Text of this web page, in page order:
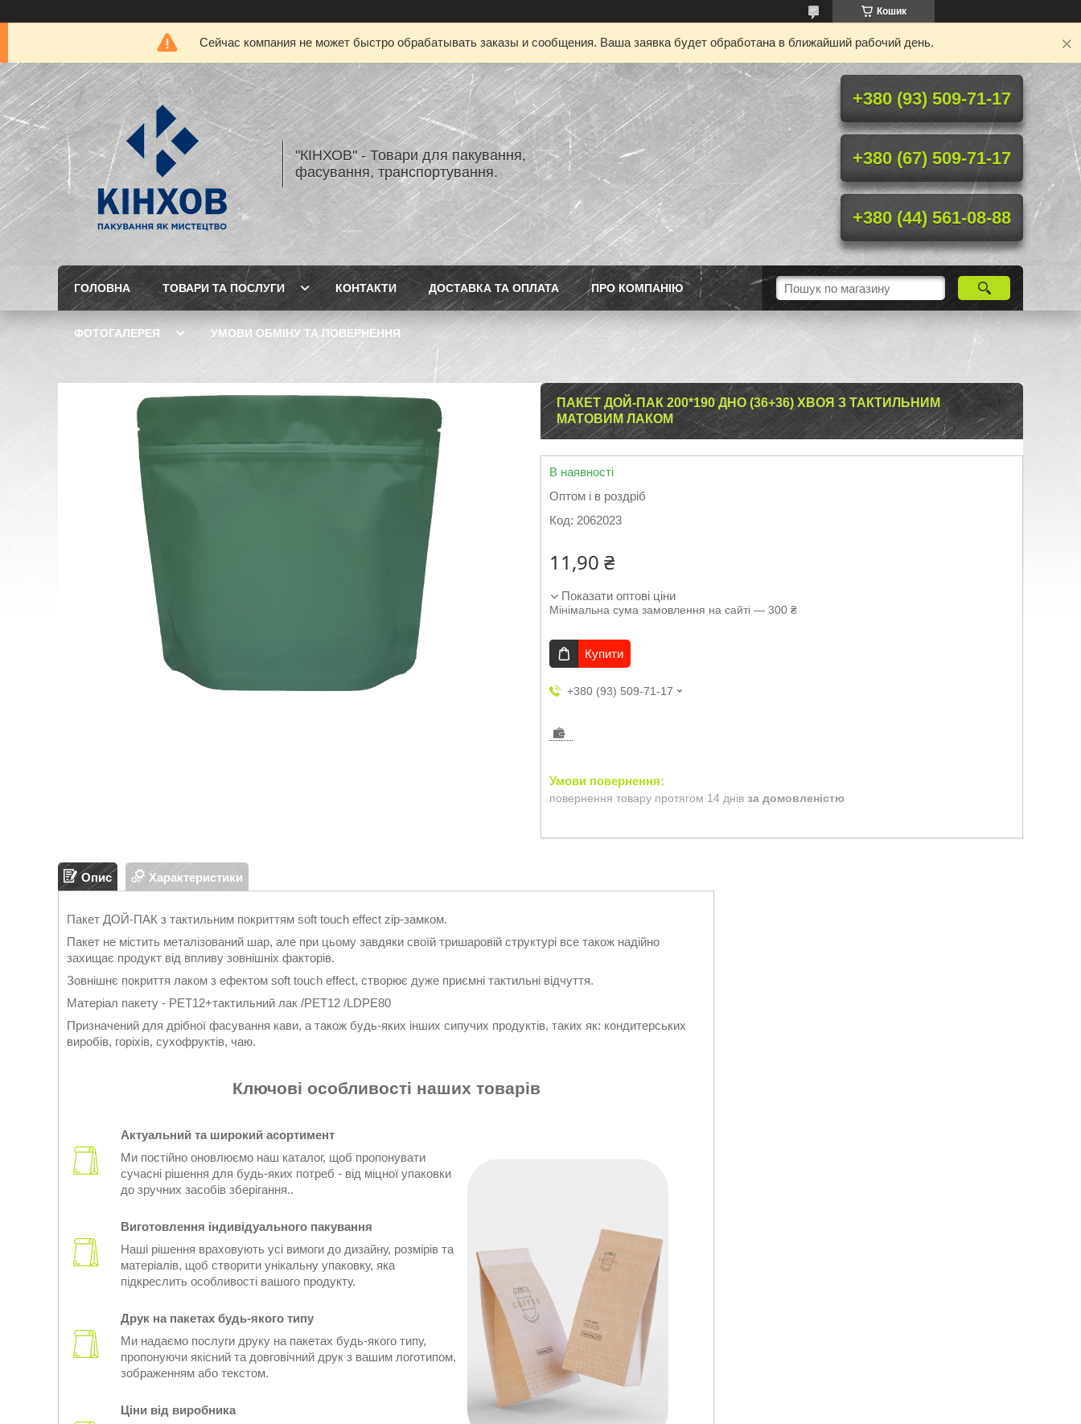
Кошик
Сейчас компания не может быстро обрабатывать заказы и сообщения. Ваша заявка будет обработана в ближайший рабочий день.
"КІНХОВ" - Товари для пакування,
фасування, транспортування.
+380 (93) 509-71-17
+380 (67) 509-71-17
+380 (44) 561-08-88
ГОЛОВНА ТОВАРИ ТА ПОСЛУГИ КОНТАКТИ ДОСТАВКА ТА ОПЛАТА ПРО КОМПАНІЮ
ФОТОГАЛЕРЕЯ УМОВИ ОБМІНУ ТА ПОВЕРНЕННЯ
ПАКЕТ ДОЙ-ПАК 200*190 ДНО (36+36) ХВОЯ З ТАКТИЛЬНИМ
МАТОВИМ ЛАКОМ
В наявності
Оптом і в роздріб
Код: 2062023
11,90 ₴
Показати оптові ціни
Мінімальна сума замовлення на сайті — 300 ₴
Купити
+380 (93) 509-71-17
повернення товару протягом 14 днів за домовленістю
Опис Характеристики
Пакет ДОЙ-ПАК з тактильним покриттям soft touch effect zip-замком.
Пакет не містить металізований шар, але при цьому завдяки своїй тришаровій структурі все також надійно
захищає продукт від впливу зовнішніх факторів.
Зовнішнє покриття лаком з ефектом soft touch effect, створює дуже приємні тактильні відчуття.
Матеріал пакету - РЕТ12+тактильний лак /РЕТ12 /LDPE80
Призначений для дрібної фасування кави, а також будь-яких інших сипучих продуктів, таких як: кондитерських
виробів, горіхів, сухофруктів, чаю.
Ключові особливості наших товарів
Актуальний та широкий асортимент
Ми постійно оновлюємо наш каталог, щоб пропонувати
сучасні рішення для будь-яких потреб - від міцної упаковки
до зручних засобів зберігання..
Виготовлення індивідуального пакування
Наші рішення враховують усі вимоги до дизайну, розмірів та
матеріалів, щоб створити унікальну упаковку, яка
підкреслить особливості вашого продукту.
Друк на пакетах будь-якого типу
Ми надаємо послуги друку на пакетах будь-якого типу,
пропонуючи якісний та довговічний друк з вашим логотипом,
зображенням або текстом.
Ціни від виробника